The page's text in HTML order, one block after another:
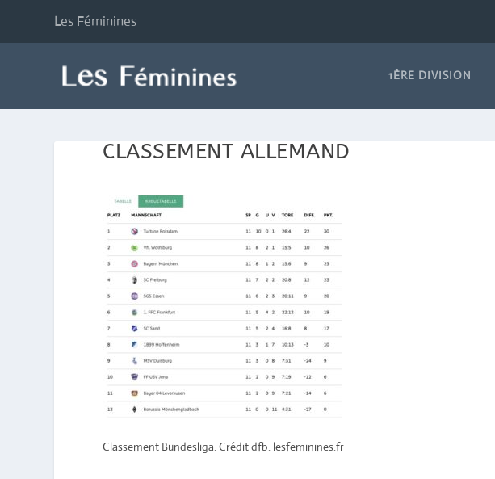
Les Féminines
1ÈRE DIVISION
CLASSEMENT ALLEMAND
Classement Bundesliga. Crédit dfb. lesfeminines.fr